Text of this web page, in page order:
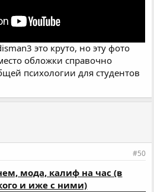
это круто, но эту фото
обложки справочно
психологии для студентов
#50
мода, калиф на час (в
и иже с ними)